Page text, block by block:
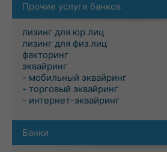
Прочие услуги банков
лизинг для юр.лиц
лизинг для физ.лиц
факторинг
эквайринг
- мобильный эквайринг
- торговый эквайринг
- интернет-эквайринг
Банки